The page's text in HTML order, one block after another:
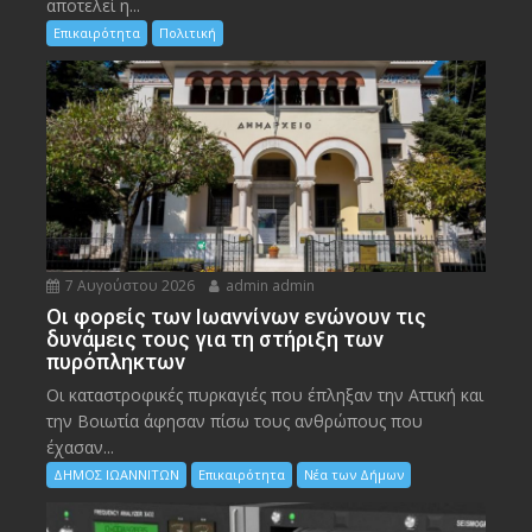
αποτελεί η...
Επικαιρότητα Πολιτική
7 Αυγούστου 2026 admin admin
Οι φορείς των Ιωαννίνων ενώνουν τις
δυνάμεις τους για τη στήριξη των
πυρόπληκτων
Οι καταστροφικές πυρκαγιές που έπληξαν την Αττική και
την Bοιωτία άφησαν πίσω τους ανθρώπους που
έχασαν...
ΔΗΜΟΣ ΙΩΑΝΝΙΤΩΝ Επικαιρότητα Νέα των Δήμων